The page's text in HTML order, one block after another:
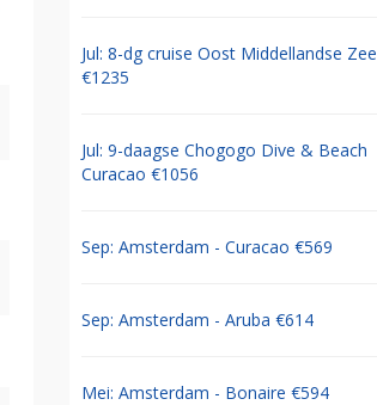
Jul: 8-dg cruise Oost Middellandse Zee
€1235
Jul: 9-daagse Chogogo Dive & Beach
Curacao €1056
Sep: Amsterdam - Curacao €569
Sep: Amsterdam - Aruba €614
Mei: Amsterdam - Bonaire €594